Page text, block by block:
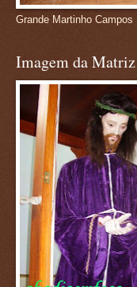
Grande Martinho Campos
Imagem da Matriz